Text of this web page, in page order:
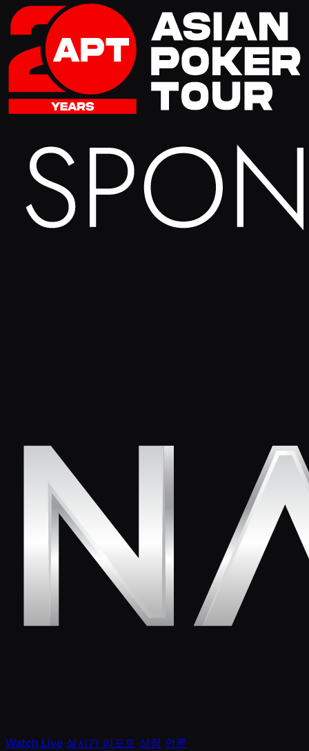
Watch Live 실시간 리포트 상점 언론